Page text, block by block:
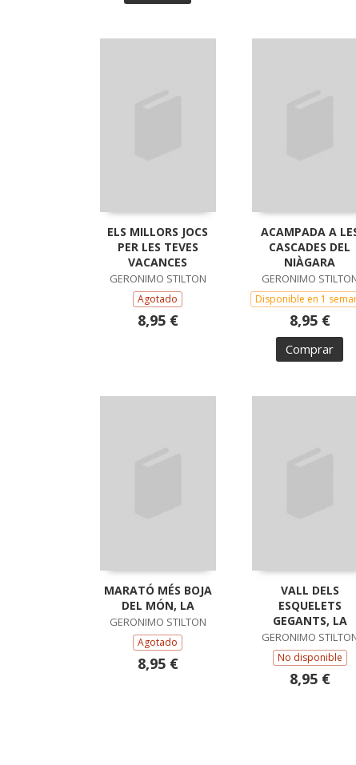
ELS MILLORS JOCS
PER LES TEVES
VACANCES
GERONIMO STILTON
Agotado
8,95 €
ACAMPADA A
CASCADES DEL
NIÀGARA
GERONIMO
Disponible en 1
8,95 €
Comprar
MARATÓ MÉS BOJA
DEL MÓN, LA
GERONIMO STILTON
Agotado
8,95 €
VALL DELS
ESQUELETS
GEGANTS, LA
GERONIMO
No disponible
8,95 €